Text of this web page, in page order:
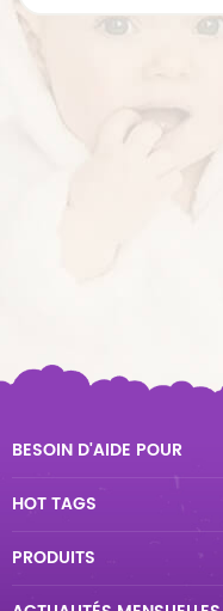
BESOIN D'AIDE POUR
HOT TAGS
PRODUITS